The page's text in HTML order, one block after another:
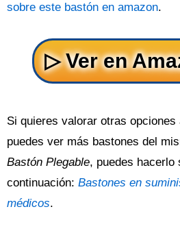
sobre este bastón en amazon.
Si quieres valorar otras opciones
puedes ver más bastones del
Bastón Plegable, puedes hacerlo
continuación: Bastones en
médicos.